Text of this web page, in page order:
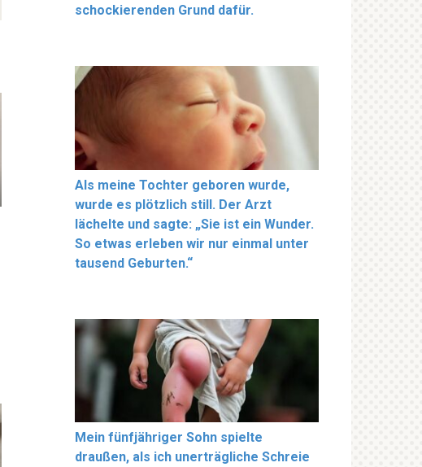
schockierenden Grund dafür.
Als meine Tochter geboren wurde,
wurde es plötzlich still. Der Arzt
lächelte und sagte: „Sie ist ein Wunder.
So etwas erleben wir nur einmal unter
tausend Geburten.“
Mein fünfjähriger Sohn spielte
draußen, als ich unerträgliche Schreie